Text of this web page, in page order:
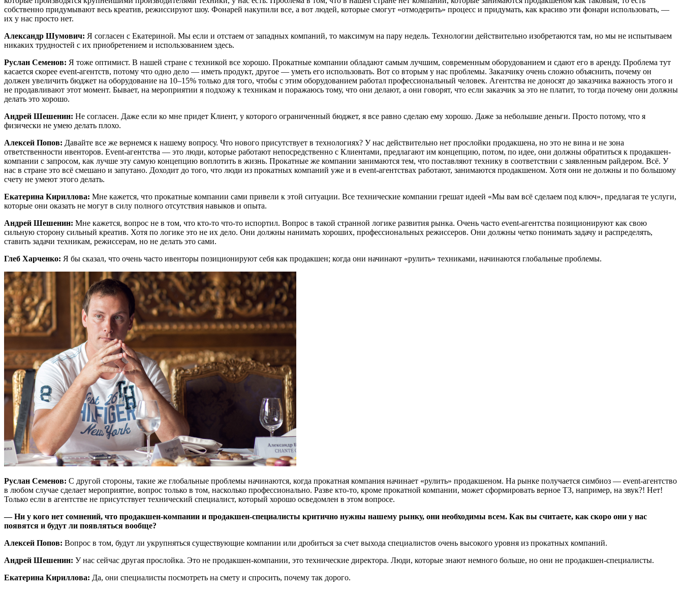
собственно придумывают весь креатив, режиссируют шоу. Фонарей накупили все, а вот людей, которые смогут «отмодерить» процесс и придумать, как красиво эти фонари использовать, —
их у нас просто нет.
Александр Шумович: Я согласен с Екатериной. Мы если и отстаем от западных компаний, то максимум на пару недель. Технологии действительно изобретаются там, но мы не испытываем
никаких трудностей с их приобретением и использованием здесь.
Руслан Семенов: Я тоже оптимист. В нашей стране с техникой все хорошо. Прокатные компании обладают самым лучшим, современным оборудованием и сдают его в аренду. Проблема тут
касается скорее event-агентств, потому что одно дело — иметь продукт, другое — уметь его использовать. Вот со вторым у нас проблемы. Заказчику очень сложно объяснить, почему он
должен увеличить бюджет на оборудование на 10–15% только для того, чтобы с этим оборудованием работал профессиональный человек. Агентства не доносят до заказчика важность этого и
не продавливают этот момент. Бывает, на мероприятии я подхожу к техникам и поражаюсь тому, что они делают, а они говорят, что если заказчик за это не платит, то тогда почему они должны
делать это хорошо.
Андрей Шешенин: Не согласен. Даже если ко мне придет Клиент, у которого ограниченный бюджет, я все равно сделаю ему хорошо. Даже за небольшие деньги. Просто потому, что я
физически не умею делать плохо.
Алексей Попов: Давайте все же вернемся к нашему вопросу. Что нового присутствует в технологиях? У нас действительно нет прослойки продакшена, но это не вина и не зона
ответственности ивенторов. Event-агентства — это люди, которые работают непосредственно с Клиентами, предлагают им концепцию, потом, по идее, они должны обратиться к продакшен-
компании с запросом, как лучше эту самую концепцию воплотить в жизнь. Прокатные же компании занимаются тем, что поставляют технику в соответствии с заявленным райдером. Всё. У
нас в стране это всё смешано и запутано. Доходит до того, что люди из прокатных компаний уже и в event-агентствах работают, занимаются продакшеном. Хотя они не должны и по большому
счету не умеют этого делать.
Екатерина Кириллова: Мне кажется, что прокатные компании сами привели к этой ситуации. Все технические компании грешат идеей «Мы вам всё сделаем под ключ», предлагая те услуги,
которые они оказать не могут в силу полного отсутствия навыков и опыта.
Андрей Шешенин: Мне кажется, вопрос не в том, что кто-то что-то испортил. Вопрос в такой странной логике развития рынка. Очень часто event-агентства позиционируют как свою
сильную сторону сильный креатив. Хотя по логике это не их дело. Они должны нанимать хороших, профессиональных режиссеров. Они должны четко понимать задачу и распределять,
ставить задачи техникам, режиссерам, но не делать это сами.
Глеб Харченко: Я бы сказал, что очень часто ивенторы позиционируют себя как продакшен; когда они начинают «рулить» техниками, начинаются глобальные проблемы.
Руслан Семенов: С другой стороны, такие же глобальные проблемы начинаются, когда прокатная компания начинает «рулить» продакшеном. На рынке получается симбиоз — event-агентство
в любом случае сделает мероприятие, вопрос только в том, насколько профессионально. Разве кто-то, кроме прокатной компании, может сформировать верное ТЗ, например, на звук?! Нет!
Только если в агентстве не присутствует технический специалист, который хорошо осведомлен в этом вопросе.
— Ни у кого нет сомнений, что продакшен-компании и продакшен-специалисты критично нужны нашему рынку, они необходимы всем. Как вы считаете, как скоро они у нас
появятся и будут ли появляться вообще?
Алексей Попов: Вопрос в том, будут ли укрупняться существующие компании или дробиться за счет выхода специалистов очень высокого уровня из прокатных компаний.
Андрей Шешенин: У нас сейчас другая прослойка. Это не продакшен-компании, это технические директора. Люди, которые знают немного больше, но они не продакшен-специалисты.
Екатерина Кириллова: Да, они специалисты посмотреть на смету и спросить, почему так дорого.